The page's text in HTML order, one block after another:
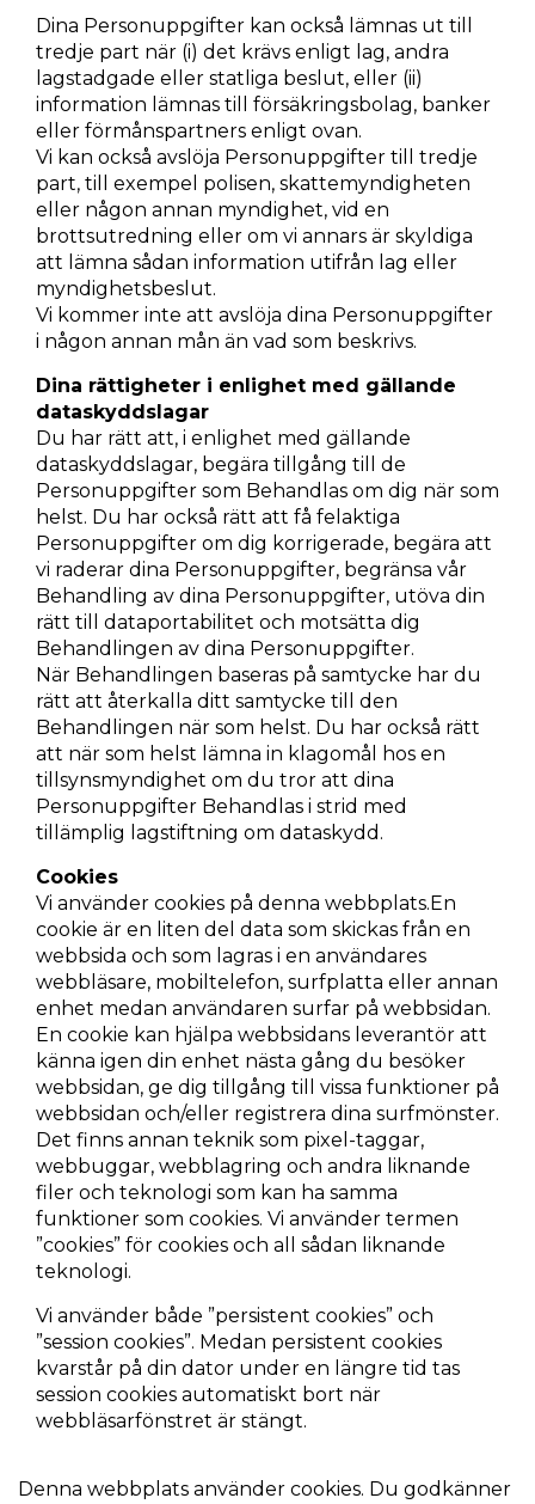
Dina Personuppgifter kan också lämnas ut till
tredje part när (i) det krävs enligt lag, andra
lagstadgade eller statliga beslut, eller (ii)
information lämnas till försäkringsbolag, banker
eller förmånspartners enligt ovan.
Vi kan också avslöja Personuppgifter till tredje
part, till exempel polisen, skattemyndigheten
eller någon annan myndighet, vid en
brottsutredning eller om vi annars är skyldiga
att lämna sådan information utifrån lag eller
myndighetsbeslut.
Vi kommer inte att avslöja dina Personuppgifter
i någon annan mån än vad som beskrivs.
Dina rättigheter i enlighet med gällande
dataskyddslagar
Du har rätt att, i enlighet med gällande
dataskyddslagar, begära tillgång till de
Personuppgifter som Behandlas om dig när som
helst. Du har också rätt att få felaktiga
Personuppgifter om dig korrigerade, begära att
vi raderar dina Personuppgifter, begränsa vår
Behandling av dina Personuppgifter, utöva din
rätt till dataportabilitet och motsätta dig
Behandlingen av dina Personuppgifter.
När Behandlingen baseras på samtycke har du
rätt att återkalla ditt samtycke till den
Behandlingen när som helst. Du har också rätt
att när som helst lämna in klagomål hos en
tillsynsmyndighet om du tror att dina
Personuppgifter Behandlas i strid med
tillämplig lagstiftning om dataskydd.
Cookies
Vi använder cookies på denna webbplats.En
cookie är en liten del data som skickas från en
webbsida och som lagras i en användares
webbläsare, mobiltelefon, surfplatta eller annan
enhet medan användaren surfar på webbsidan.
En cookie kan hjälpa webbsidans leverantör att
känna igen din enhet nästa gång du besöker
webbsidan, ge dig tillgång till vissa funktioner på
webbsidan och/eller registrera dina surfmönster.
Det finns annan teknik som pixel-taggar,
webbuggar, webblagring och andra liknande
filer och teknologi som kan ha samma
funktioner som cookies. Vi använder termen
”cookies” för cookies och all sådan liknande
teknologi.
Vi använder både ”persistent cookies” och
”session cookies”. Medan persistent cookies
kvarstår på din dator under en längre tid tas
session cookies automatiskt bort när
webbläsarfönstret är stängt.
Denna webbplats använder cookies. Du godkänner